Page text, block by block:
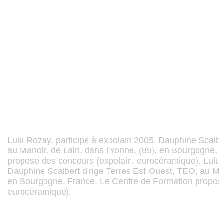
Lulu Rozay, participe à expolain 2005. Dauphine
au Manoir, de Lain, dans l'Yonne, (89), en
propose des concours (expolain, eurocéramique).
Dauphine Scalbert dirige Terres Est-Ouest, TEO, au
en Bourgogne, France. Le Centre de Formation
eurocéramique).